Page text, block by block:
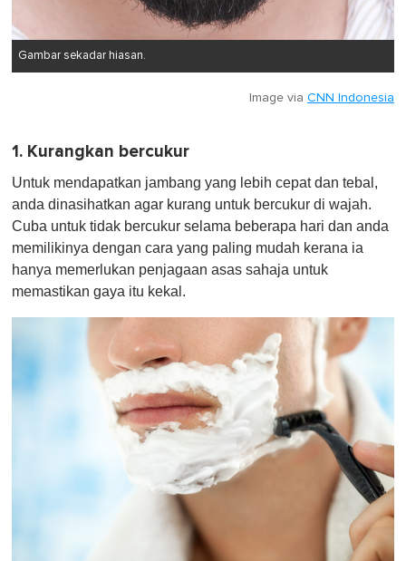
Gambar sekadar hiasan.
Image via CNN Indonesia
1. Kurangkan bercukur
Untuk mendapatkan jambang yang lebih cepat dan tebal,
anda dinasihatkan agar kurang untuk bercukur di wajah.
Cuba untuk tidak bercukur selama beberapa hari dan anda
memilikinya dengan cara yang paling mudah kerana ia
hanya memerlukan penjagaan asas sahaja untuk
memastikan gaya itu kekal.